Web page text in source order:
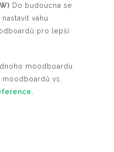
Do budoucna se
váhu
pro lepší
moodboardu
vs.